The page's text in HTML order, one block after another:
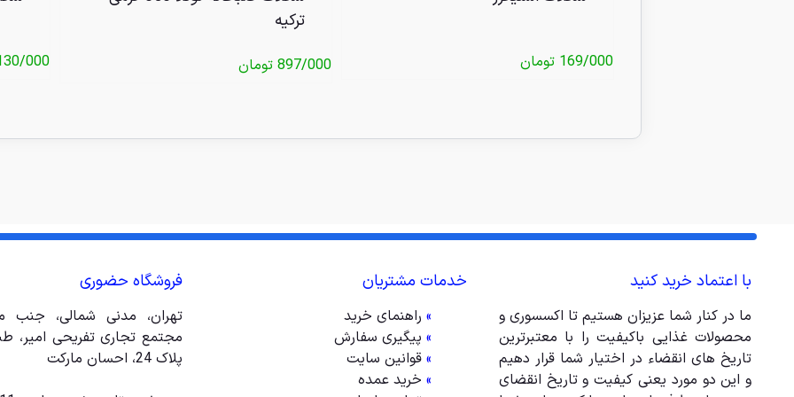
169/000 تومان
ترکیه
897/000 تومان 000
با اعتماد خرید کنید
ما در کنار شما عزیزان هستیم تا اکسسوری و
محصولات غذایی باکیفیت را با معتبرترین
تاریخ های انقضاء در اختیار شما قرار دهیم
و این دو مورد یعنی کیفیت و تاریخ انقضای
خدمات مشتریان
» راهنمای خرید
» پیگیری سفارش
» قوانین سایت
» خرید عمده
فروشگاه حضوری
تهران، مدنی شمالی، جنب
پلاک 24، احسان مارکت